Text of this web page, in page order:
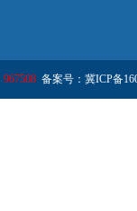
967508 备案号：冀ICP备